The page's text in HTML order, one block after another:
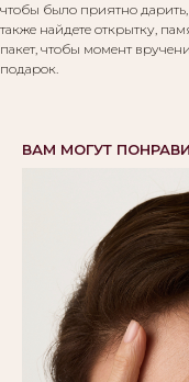
чтобы было приятно
также найдете открытку,
пакет, чтобы момент
подарок.
ВАМ МОГУТ